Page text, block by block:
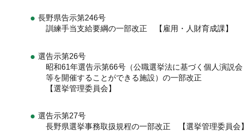
長野県告示第246号
訓練手当支給要綱の一部改正 【雇用・人財育成課】
選告示第26号
昭和61年選告示第66号（公職選挙法に基づく個人演説会
等を開催することができる施設）の一部改正
【選挙管理委員会】
選告示第27号
長野県選挙事務取扱規程の一部改正 【選挙管理委員会】